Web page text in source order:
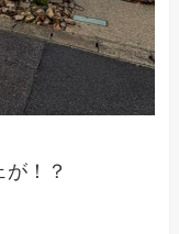
！？